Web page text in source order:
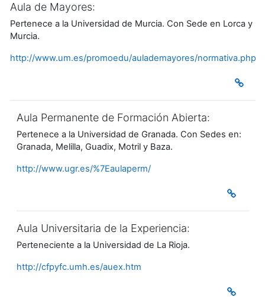
Aula de Mayores:
Pertenece a la Universidad de Murcia. Con Sede en Lorca y
Murcia.
http://www.um.es/promoedu/aulademayores/normativa.php
Aula Permanente de Formación Abierta:
Pertenece a la Universidad de Granada. Con Sedes en:
Granada, Melilla, Guadix, Motril y Baza.
http://www.ugr.es/%7Eaulaperm/
Aula Universitaria de la Experiencia:
Perteneciente a la Universidad de La Rioja.
http://cfpyfc.umh.es/auex.htm